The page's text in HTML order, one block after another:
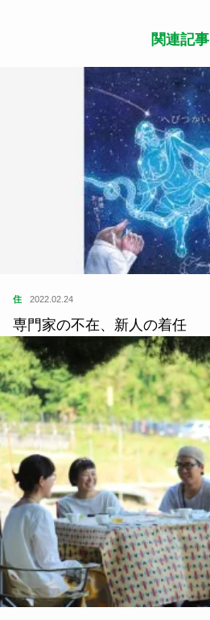
関連記事
住 2022.02.24
専門家の不在、新人の着任